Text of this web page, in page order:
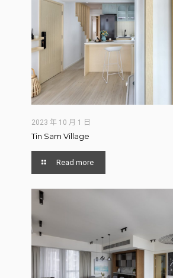
2023 年 10 月 1 日
Tin Sam Village
Read more